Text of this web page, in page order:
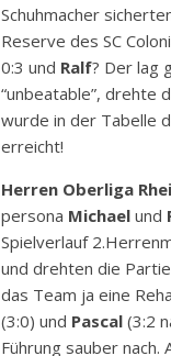
Schuhmacher
Reserve des SC
0:3 und Ralf? Der lag
“unbeatable”, drehte
wurde in der Tabelle
erreicht!
Herren Oberliga
persona Michael und
Spielverlauf
und drehten die
das Team ja eine
(3:0) und Pascal (3:2
Führung sauber